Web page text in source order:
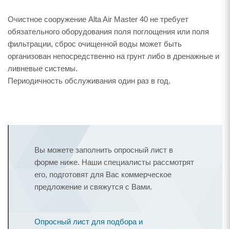
Очистное сооружение Alta Air Master 40 не требует
обязательного оборудования поля поглощения или поля
фильтрации, сброс очищенной воды может быть
организован непосредственно на грунт либо в дренажные и
ливневые системы.
Периодичность обслуживания один раз в год.
Вы можете заполнить опросный лист в
форме ниже. Наши специалисты рассмотрят
его, подготовят для Вас коммерческое
предложение и свяжутся с Вами.
Опросный лист для подбора и